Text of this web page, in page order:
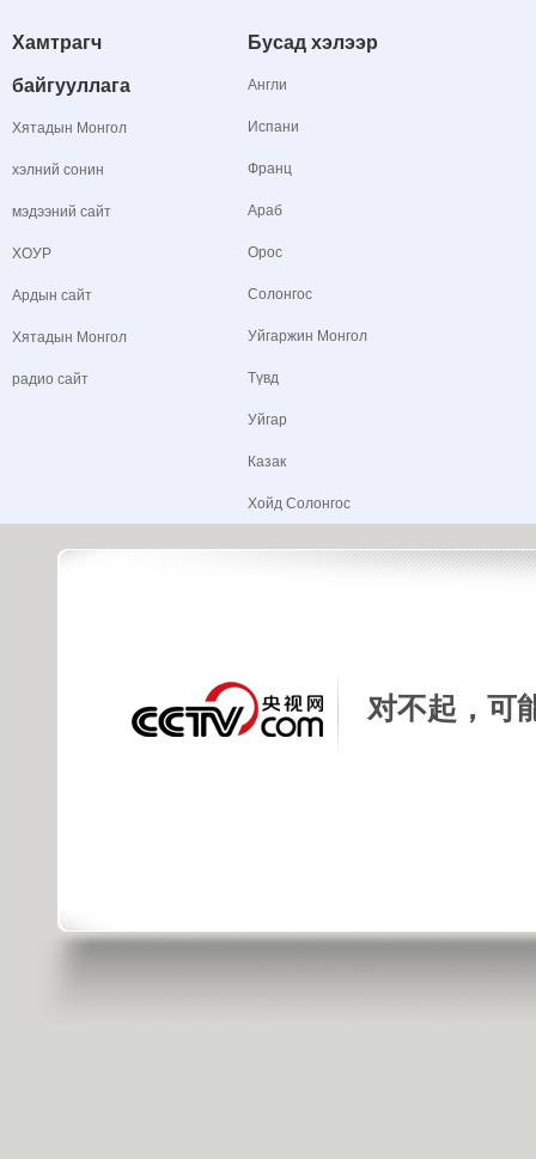
Хамтрагч
байгууллага
Хятадын Монгол
хэлний сонин
мэдээний сайт
ХОУР
Ардын сайт
Хятадын Монгол
радио сайт
Бусад хэлээр
Англи
Испани
Франц
Араб
Орос
Солонгос
Уйгаржин Монгол
Түвд
Уйгар
Казак
Хойд Солонгос
Copyright © 2015 China Central Television. All rights reserved.
对不起，可